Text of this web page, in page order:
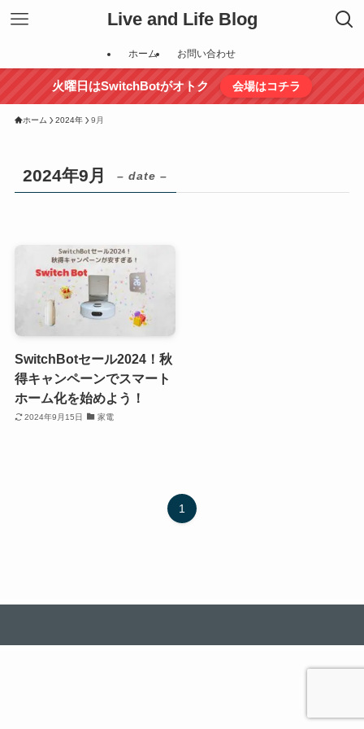
Live and Life Blog
ホーム お問い合わせ
火曜日はSwitchBotがオトク 会場はコチラ
ホーム 2024年 9月
2024年9月 – date –
SwitchBotセール2024！秋
得キャンペーンでスマート
ホーム化を始めよう！
2024年9月15日 家電
1